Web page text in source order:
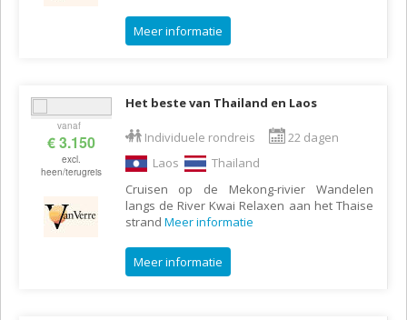
Meer informatie
vanaf
€ 3.150
excl.
heen/terugreis
Het beste van Thailand en Laos
Individuele rondreis
22 dagen
Laos
Thailand
Cruisen op de Mekong-rivier Wandelen
langs de River Kwai Relaxen aan het Thaise
strand Meer informatie
Meer informatie